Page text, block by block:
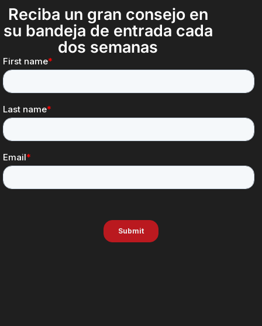
Reciba un gran consejo en
su bandeja de entrada cada
dos semanas